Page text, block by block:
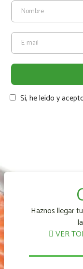
Sí, he leído y
Haznos llegar
VER